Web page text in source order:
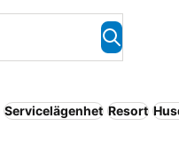
Servicelägenhet Resort